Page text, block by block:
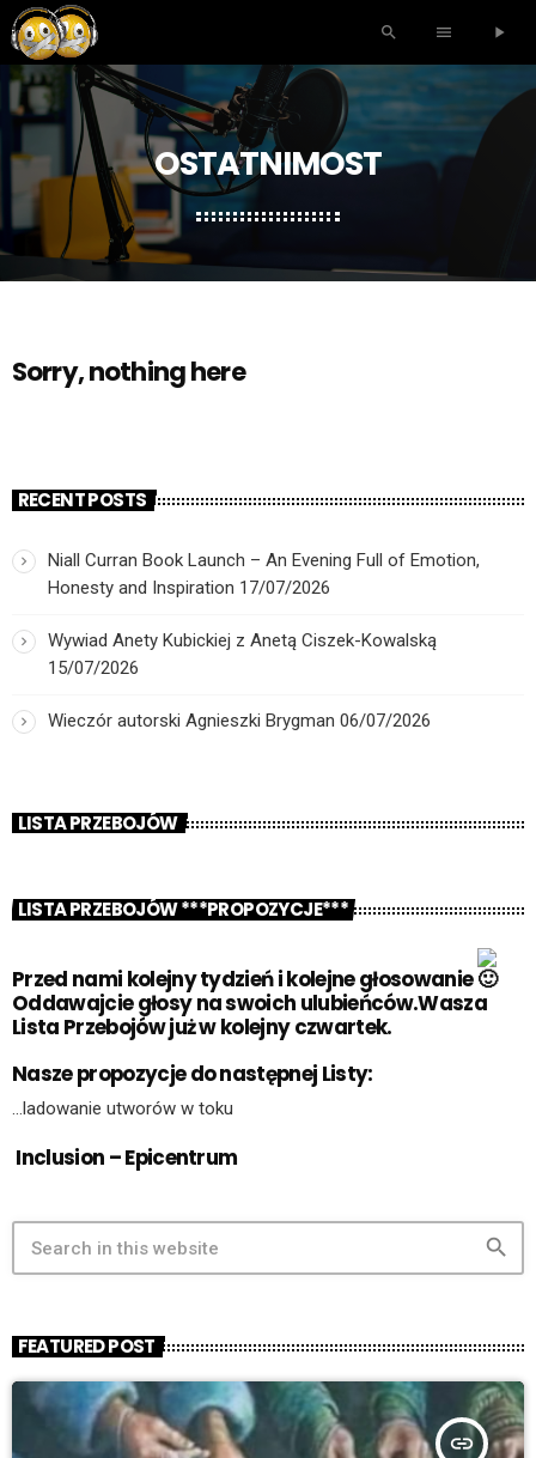
search menu play_arrow
OSTATNIMOST
Sorry, nothing here
RECENT POSTS
Niall Curran Book Launch – An Evening Full of Emotion,
Honesty and Inspiration 17/07/2026
Wywiad Anety Kubickiej z Anetą Ciszek-Kowalską
15/07/2026
Wieczór autorski Agnieszki Brygman 06/07/2026
LISTA PRZEBOJÓW
LISTA PRZEBOJÓW ***PROPOZYCJE***
Przed nami kolejny tydzień i kolejne głosowanie
Oddawajcie głosy na swoich ulubieńców.Wasza
Lista Przebojów już w kolejny czwartek.
Nasze propozycje do następnej Listy:
…ladowanie utworów w toku
Inclusion – Epicentrum
search
FEATURED POST
insert_link